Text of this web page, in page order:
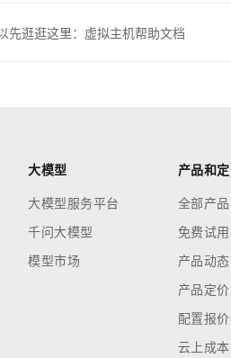
先逛逛这里：虚拟主机帮助文档